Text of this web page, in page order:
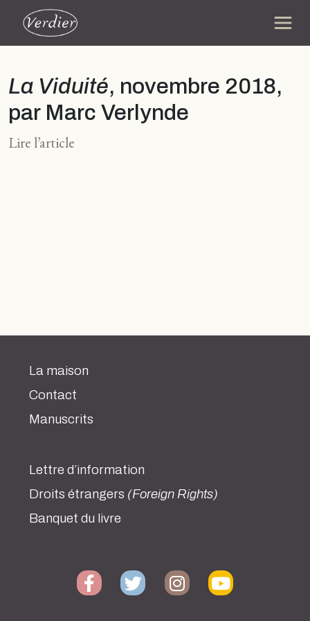
La Viduité, novembre 2018,
par Marc Verlynde
Lire l’article
La maison
Contact
Manuscrits
Lettre d’information
Droits étrangers (Foreign Rights)
Banquet du livre